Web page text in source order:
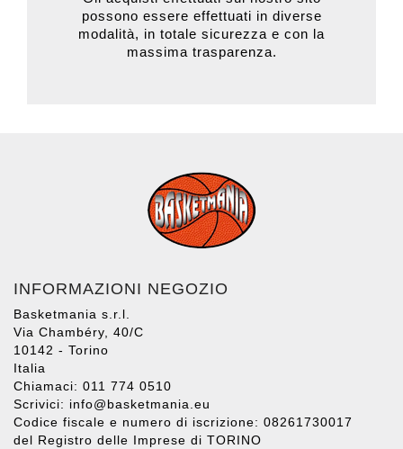
possono essere effettuati in diverse
modalità, in totale sicurezza e con la
massima trasparenza.
INFORMAZIONI NEGOZIO
Basketmania s.r.l.
Via Chambéry, 40/C
10142 - Torino
Italia
Chiamaci: 011 774 0510
Scrivici: info@basketmania.eu
Codice fiscale e numero di iscrizione: 08261730017
del Registro delle Imprese di TORINO